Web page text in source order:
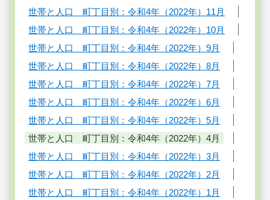
世帯と人口 町丁目別：令和4年（2022年）11月
世帯と人口 町丁目別：令和4年（2022年）10月
世帯と人口 町丁目別：令和4年（2022年）9月
世帯と人口 町丁目別：令和4年（2022年）8月
世帯と人口 町丁目別：令和4年（2022年）7月
世帯と人口 町丁目別：令和4年（2022年）6月
世帯と人口 町丁目別：令和4年（2022年）5月
世帯と人口 町丁目別：令和4年（2022年）4月
世帯と人口 町丁目別：令和4年（2022年）3月
世帯と人口 町丁目別：令和4年（2022年）2月
世帯と人口 町丁目別：令和4年（2022年）1月